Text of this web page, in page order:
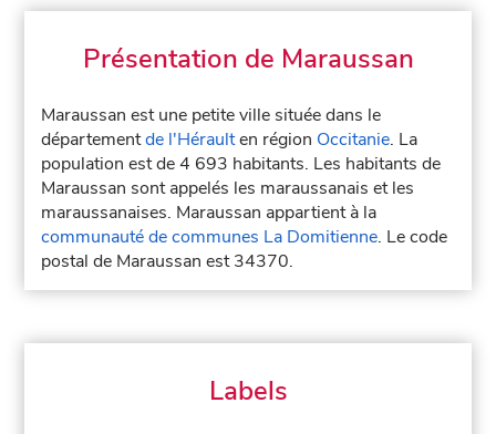
Présentation de Maraussan
Maraussan est une petite ville située dans le
départementde l'Héraulten région Occitanie. La
population est de 4 693 habitants. Les habitants de
Maraussan sont appelés les maraussanais et les
maraussanaises. Maraussan appartient à la
communauté de communes La Domitienne. Le code
postal de Maraussan est 34370.
Labels